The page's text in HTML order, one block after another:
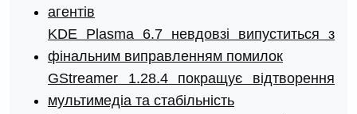
агентів
KDE Plasma 6.7 невдовзі випуститься з
фінальним виправленням помилок
GStreamer 1.28.4 покращує відтворення
мультимедіа та стабільність